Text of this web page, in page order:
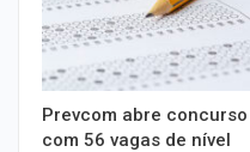
Prevcom abre concurso
com 56 vagas de nível